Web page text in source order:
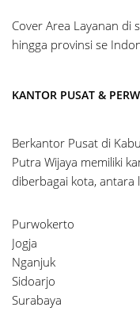
Cover Area Layanan di
hingga provinsi se
KANTOR PUSAT &
Berkantor Pusat di
Putra Wijaya memiliki
diberbagai kota, antara
Purwokerto
Jogja
Nganjuk
Sidoarjo
Surabaya